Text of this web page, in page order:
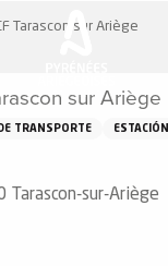
Tarascon sur Ariège
sur Ariège
TRANSPORTE ESTACIÓN
Tarascon-sur-Ariège